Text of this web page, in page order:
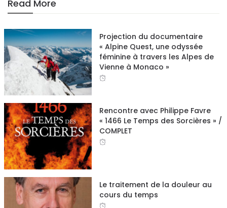
Read More
Projection du documentaire
« Alpine Quest, une odyssée
féminine à travers les Alpes de
Vienne à Monaco »
Rencontre avec Philippe Favre
« 1466 Le Temps des Sorcières » /
COMPLET
Le traitement de la douleur au
cours du temps